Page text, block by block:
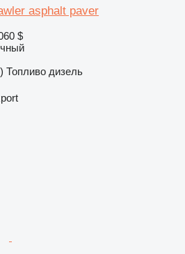
asphalt paver
$
Топливо дизель